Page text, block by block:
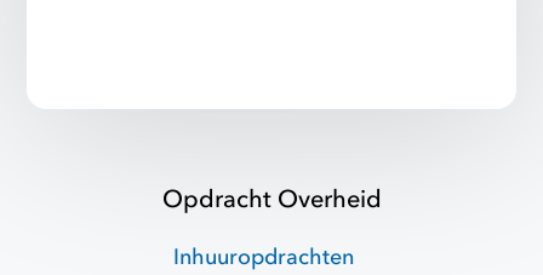
Opdracht Overheid
Inhuuropdrachten